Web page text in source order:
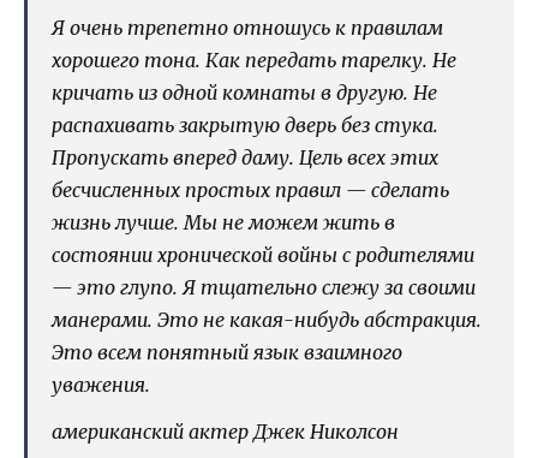
Я очень трепетно отношусь к правилам
хорошего тона. Как передать тарелку. Не
кричать из одной комнаты в другую. Не
распахивать закрытую дверь без стука.
Пропускать вперед даму. Цель всех этих
бесчисленных простых правил — сделать
жизнь лучше. Мы не можем жить в
состоянии хронической войны с родителями
— это глупо. Я тщательно слежу за своими
манерами. Это не какая-нибудь абстракция.
Это всем понятный язык взаимного
уважения.
американский актер Джек Николсон